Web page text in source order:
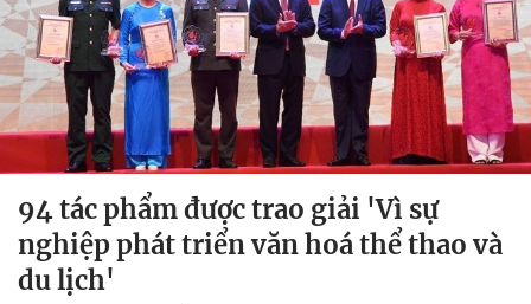
94 tác phẩm được trao giải 'Vì sự
nghiệp phát triển văn hoá thể thao và
du lịch'